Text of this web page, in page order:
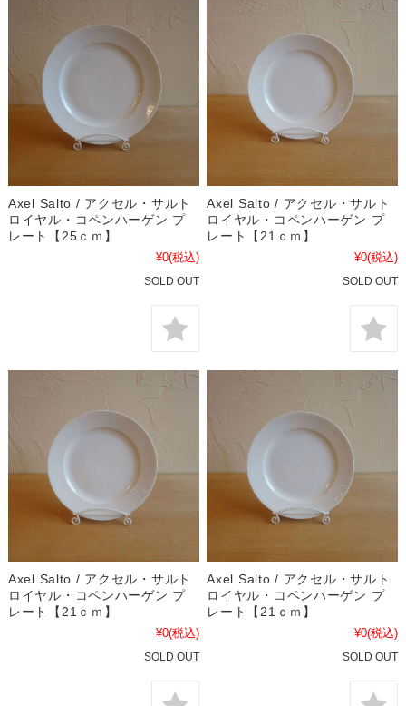
Axel Salto / アクセル・サルト
ロイヤル・コペンハーゲン プ
レート【25ｃｍ】
¥0(税込)
SOLD OUT
Axel Salto / アクセル・サルト
ロイヤル・コペンハーゲン プ
レート【21ｃｍ】
¥0(税込)
SOLD OUT
Axel Salto / アクセル・サルト
ロイヤル・コペンハーゲン プ
レート【21ｃｍ】
¥0(税込)
SOLD OUT
Axel Salto / アクセル・サルト
ロイヤル・コペンハーゲン プ
レート【21ｃｍ】
¥0(税込)
SOLD OUT